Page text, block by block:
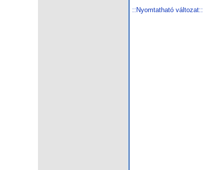
::Nyomtatható változat::